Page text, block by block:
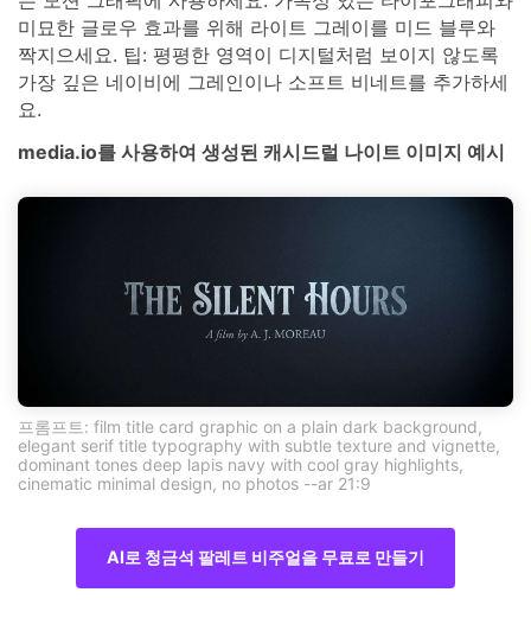
미묘한 글로우 효과를 위해 라이트 그레이를 미드 블루와
짝지으세요. 팁: 평평한 영역이 디지털처럼 보이지 않도록
가장 깊은 네이비에 그레인이나 소프트 비네트를 추가하세
요.
media.io를 사용하여 생성된 캐시드럴 나이트 이미지 예시
프롬프트: film title card graphic on a plain dark background,
elegant serif title typography with subtle texture and vignette,
dominant tones deep lapis navy with cool gray highlights,
cinematic minimal design, no photos --ar 21:9
AI로 청금석 팔레트 비주얼을 무료로 만들기